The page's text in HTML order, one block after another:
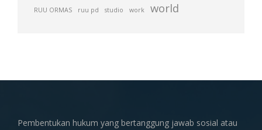
RUU ORMAS ruu pd studio work world
Pembentukan hukum yang bertanggung jawab sosial atau